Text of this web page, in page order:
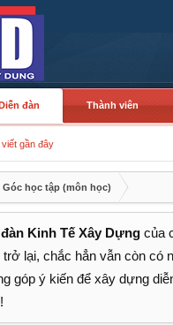
đàn
viết gần đây
Thành viên
Góc học tập (môn học)
đàn Kinh Tế Xây Dựng của
lại, chắc hẳn vẫn còn có
góp ý kiến để xây dựng